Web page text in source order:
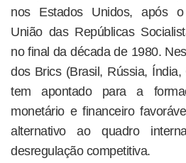
nos Estados Unidos, após o
União das Repúblicas
no final da década de 1980.
dos Brics (Brasil, Rússia,
tem apontado para a
monetário e financeiro
alternativo ao quadro
desregulação competitiva.